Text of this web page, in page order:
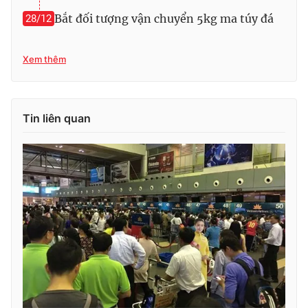
Ðiện thoại Thời báo VTV:
Email:toasoan@vtv.vn
® Cấm sao chép dưới mọi hình thức nếu không có sự chấp
thuận bằng văn bản. Ghi rõ nguồn VTV.vn khi phát hành lại
thông tin từ website này.
28/12 Bắt đối tượng vận chuyển 5kg ma túy đá
Xem thêm
Tin liên quan